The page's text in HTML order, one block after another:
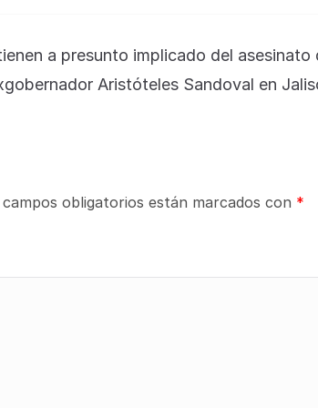
a presunto implicado del asesinato
Aristóteles Sandoval en
campos obligatorios están marcados con *